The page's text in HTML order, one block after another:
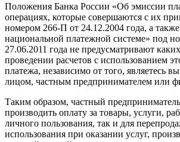
Положения Банка России «Об эмиссии
операциях, которые совершаются с их
номером 266-П от 24.12.2004 года, а
национальной платежной системе» под
27.06.2011 года не предусматривают
проведении расчетов с использованием
платежа, независимо от того, являетесь
лицом, частным предпринимателем или
Таким образом, частный
производить оплату за товары, услуги,
личного пользования, так и для
использования при оказании услуг,